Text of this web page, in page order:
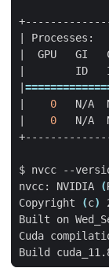
GPU   GI
ID
0
N/
0
N/
nvcc: NVIDIA
(
Copyright
(c)